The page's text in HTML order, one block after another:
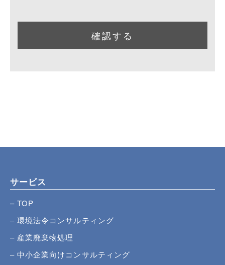
確認する
サービス
TOP
環境法令コンサルティング
産業廃棄物処理
中小企業向けコンサルティング